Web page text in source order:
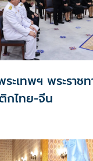
ะเทพฯ พระราช
กไทย-จีน